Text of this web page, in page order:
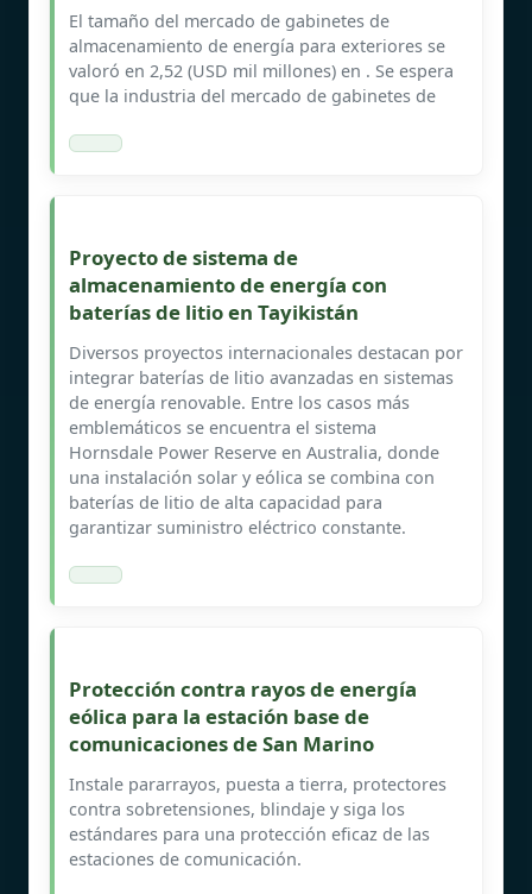
El tamaño del mercado de gabinetes de
almacenamiento de energía para exteriores se
valoró en 2,52 (USD mil millones) en . Se espera
que la industria del mercado de gabinetes de
Proyecto de sistema de
almacenamiento de energía con
baterías de litio en Tayikistán
Diversos proyectos internacionales destacan por
integrar baterías de litio avanzadas en sistemas
de energía renovable. Entre los casos más
emblemáticos se encuentra el sistema
Hornsdale Power Reserve en Australia, donde
una instalación solar y eólica se combina con
baterías de litio de alta capacidad para
garantizar suministro eléctrico constante.
Protección contra rayos de energía
eólica para la estación base de
comunicaciones de San Marino
Instale pararrayos, puesta a tierra, protectores
contra sobretensiones, blindaje y siga los
estándares para una protección eficaz de las
estaciones de comunicación.